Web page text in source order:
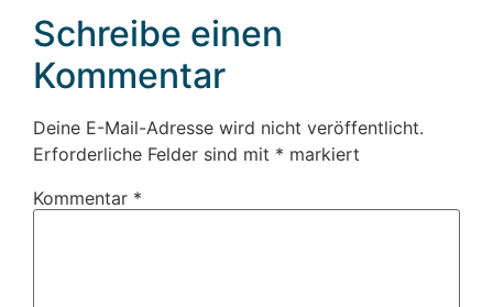
Schreibe einen
Kommentar
Deine E-Mail-Adresse wird nicht veröffentlicht.
Erforderliche Felder sind mit * markiert
Kommentar *